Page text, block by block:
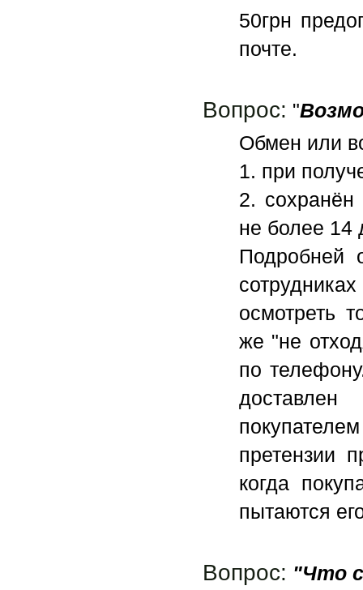
50грн
почте.
Вопрос: "
Обмен или
1. при
2.
не более 14
Подробней
осмотреть
же "не
по
претензии
когда
пытаются
Вопрос: "Что